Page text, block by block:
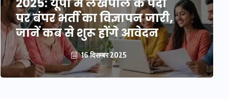
2025: यूपी में लेखपाल के पदों
पर बंपर भर्ती का विज्ञापन जारी,
जानें कब से शुरू होंगे आवेदन
16 दिसम्बर 2025